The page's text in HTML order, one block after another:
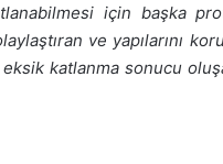
için başka
ve yapılarını
eksik katlanma sonucu